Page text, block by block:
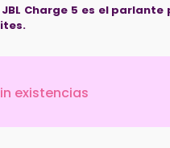
Charge 5 es el
existencias